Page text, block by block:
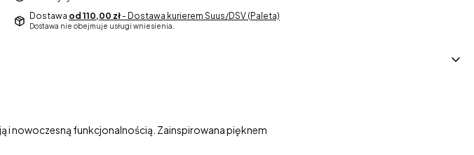
Dostawa od 110,00 zł- Dostawa kurierem Suus/DSV (Paleta)
Dostawa nie obejmuje usługi wniesienia.
i nowoczesną funkcjonalnością. Zainspirowana pięknem